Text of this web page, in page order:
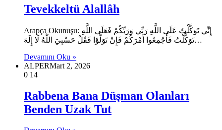
Tevekkeltü Alallâh
Arapça Okunuşu: إِنِّي تَوَكَّلْتُ عَلَى اللَّهِ رَبِّي وَرَبِّكُمْ فَعَلَى اللَّهِ
تَوَكَّلْتُ فَأَجْمِعُوا أَمْرَكُمْ فَإِنْ تَوَلَّوْا فَقُلْ حَسْبِيَ اللَّهُ لَا إِلَهَ…
Devamını Oku »
ALPERMart 2, 2026
0 14
Rabbena Bana Düşman Olanları
Benden Uzak Tut